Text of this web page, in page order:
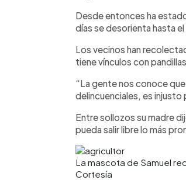
Desde entonces ha
días se desorienta hasta
Los vecinos han
tiene vínculos con pandillas
“La gente nos conoce
delincuenciales, es
Entre sollozos su madre
pueda salir libre lo más
La mascota de Samuel
Cortesía